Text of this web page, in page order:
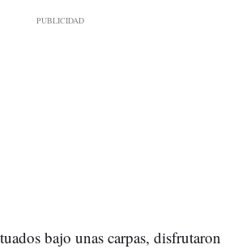
bajo unas carpas, disfrutaron